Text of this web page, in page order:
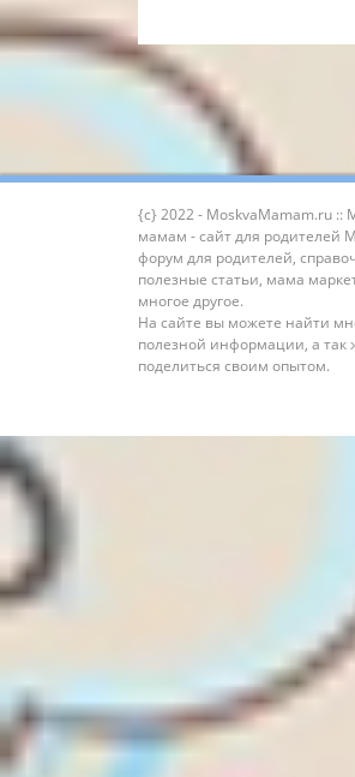
{c} 2022 - MoskvaMamam.ru ::
мамам - сайт для родителей
форум для родителей,
полезные статьи, мама
многое другое.
На сайте вы можете найти
полезной информации, а так
поделиться своим опытом.